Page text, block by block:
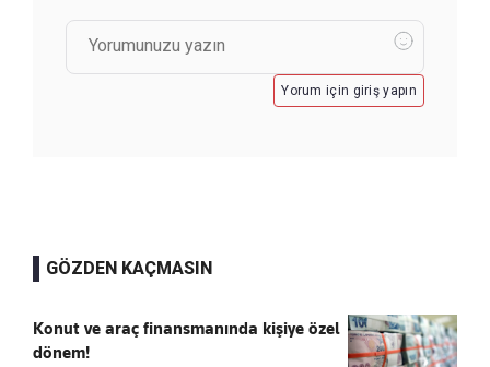
Yorum için giriş yapın
GÖZDEN KAÇMASIN
Konut ve araç finansmanında kişiye özel
dönem!